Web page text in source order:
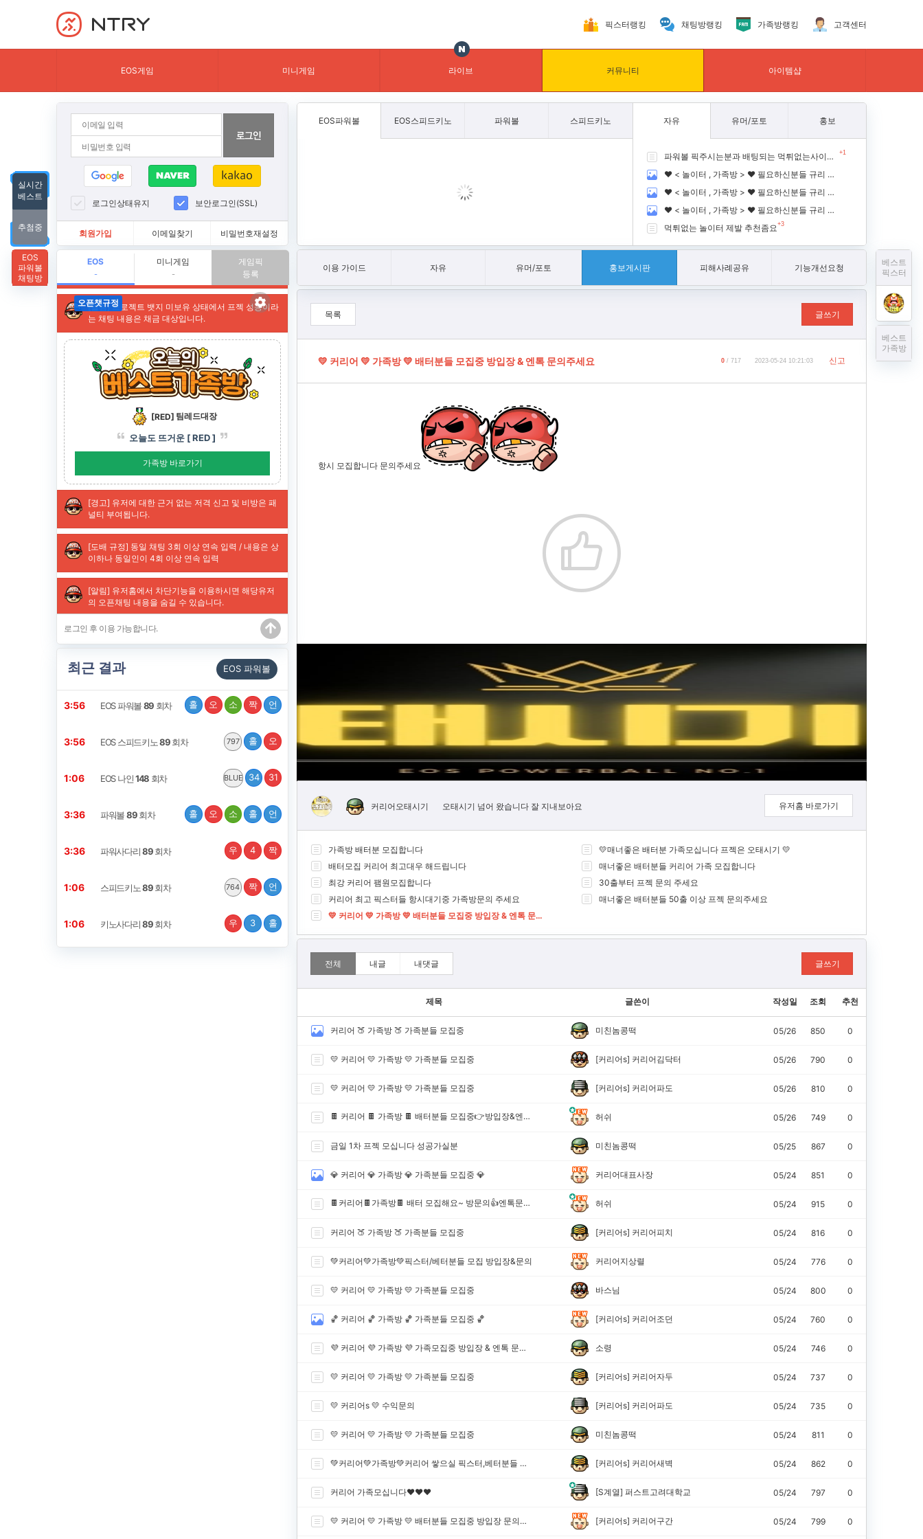
NTRY 픽스터랭킹 채팅방랭킹 가족방랭킹 고객센터
EOS게임 미니게임 라이브 커뮤니티 아이템샵
로그인상태유지 보안로그인(SSL)
회원가입 이메일찾기 비밀번호재설정
EOS
-
미니게임
-
게임픽
등록
최근 결과 EOS 파워볼
3:56 EOS 파워볼89 회차 홀 오 소 짝 언
3:56 EOS 스피드키노89회차 797 홀 오
1:06 EOS 나인148 회차 BLUE 34 31
3:36 파워볼89회차 홀 오 소 홀 언
3:36 파워사다리89회차 우 4 짝
1:06 스피드키노89회차 764 짝 언
1:06 키노사다리89회차 우 3 홀
EOS파워볼 EOS스피드키노 파워볼 스피드키노 자유 유머/포토 홍보
파워볼 픽주시는분과 배팅되는 먹튀없는사이트 추천쩜요 +1
❤️ < 놀이터 , 가족방 > ❤️ 필요하신분들 규리 닉네임 클릭 후 규리가족방 입장 !!
❤️ < 놀이터 , 가족방 > ❤️ 필요하신분들 규리 닉네임 클릭 후 규리가족방 입장 !!
❤️ < 놀이터 , 가족방 > ❤️ 필요하신분들 규리 닉네임 클릭 후 규리가족방 입장 !!
먹튀없는 놀이터 제발 추천좀요+3
실시간
베스트
추첨중
EOS
파워볼
채팅방
베스트
픽스터
베스트
가족방
이용 가이드 자유 유머/포토 홍보게시판 피해사례공유 기능개선요청
목록 글쓰기
💛 커리어 💛 가족방 💛 배터분들 모집중 방입장 & 엔톡 문의주세요 0 / 717 2023-05-24 10:21:03 신고
항시 모집합니다 문의주세요
커리어오태시기 오태시기 넘어 왔습니다 잘 지내보아요 유저홈 바로가기
가족방 배터분 모집합니다
배터모집 커리어 최고대우 해드립니다
최강 커리어 팸원모집합니다
커리어 최고 픽스터들 항시대기중 가족방문의 주세요
💛 커리어 💛 가족방 💛 배터분들 모집중 방입장 & 엔톡 문의주세요
💛매너좋은 배터분 가족모십니다 프젝은 오태시기 💛
매너좋은 배터분들 커리어 가족 모집합니다
30출부터 프젝 문의 주세요
매너좋은 배터분들 50출 이상 프젝 문의주세요
전체 내글 내댓글 글쓰기
제목 글쓴이 작성일 조회 추천
커리어 🍑 가족방 🍑 가족분들 모집중 미친놈콩떡 05/26 850 0
💛 커리어 💛 가족방 💛 가족분들 모집중 [커리어s] 커리어김닥터 05/26 790 0
💛 커리어 💛 가족방 💛 가족분들 모집중 [커리어s] 커리어파도 05/26 810 0
🍫 커리어 🍫 가족방 🍫 배터분들 모집중👉방입장&엔톡 문의 허쉬 05/26 749 0
금일 1차 프젝 모십니다 성공가실분 미친놈콩떡 05/25 867 0
💎 커리어 💎 가족방 💎 가족분들 모집중 💎 커리어대표사장 05/24 851 0
🍫커리어🍫가족방🍫 배터 모집해요~ 방문의👍엔톡문의👍 허쉬 05/24 915 0
커리어 🍑 가족방 🍑 가족분들 모집중 [커리어s] 커리어피치 05/24 816 0
💚커리어💚가족방💚픽스터/베터분들 모집 방입장&문의 커리어지상렬 05/24 776 0
💛 커리어 💛 가족방 💛 가족분들 모집중 바스님 05/24 800 0
🏀 커리어 🏀 가족방 🏀 가족분들 모집중 🏀 [커리어s] 커리어조던 05/24 760 0
💜 커리어 💜 가족방 💜 가족모집중 방입장 & 엔톡 문의주세요 소령 05/24 746 0
💛 커리어 💛 가족방 💛 가족분들 모집중 [커리어s] 커리어자두 05/24 737 0
💛 커리어s 💛 수익문의 [커리어s] 커리어파도 05/24 735 0
💛 커리어 💛 가족방 💛 가족분들 모집중 미친놈콩떡 05/24 811 0
💚커리어💚가족방💚커리어 쌓으실 픽스터,베터분들 모집중 [커리어s] 커리어새벽 05/24 862 0
커리어 가족모십니다❤️❤️❤️ [S계열] 퍼스트고려대학교 05/24 797 0
💛 커리어 💛 가족방 💛 배터분들 모집중 방입장 문의주세요 [커리어s] 커리어구간 05/24 799 0